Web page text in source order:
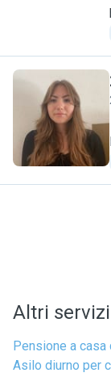
M
Altri
Pensione a
Asilo diurno per